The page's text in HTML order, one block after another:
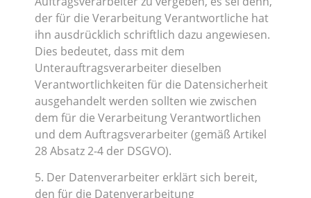
der für die Verarbeitung Verantwortliche hat
ihn ausdrücklich schriftlich dazu angewiesen.
Dies bedeutet, dass mit dem
Unterauftragsverarbeiter dieselben
Verantwortlichkeiten für die Datensicherheit
ausgehandelt werden sollten wie zwischen
dem für die Verarbeitung Verantwortlichen
und dem Auftragsverarbeiter (gemäß Artikel
28 Absatz 2-4 der DSGVO).
5. Der Datenverarbeiter erklärt sich bereit,
den für die Datenverarbeitung